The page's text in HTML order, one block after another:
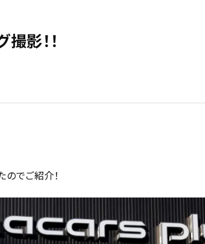
影！！
でご紹介！